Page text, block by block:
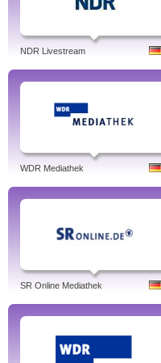
NDR Livestream
WDR Mediathek
SR Online Mediathek